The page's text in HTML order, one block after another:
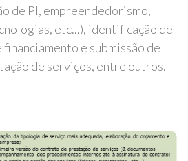
de PI, empreendedorismo,
etc...), identificação de
e submissão de
de serviços, entre outros.